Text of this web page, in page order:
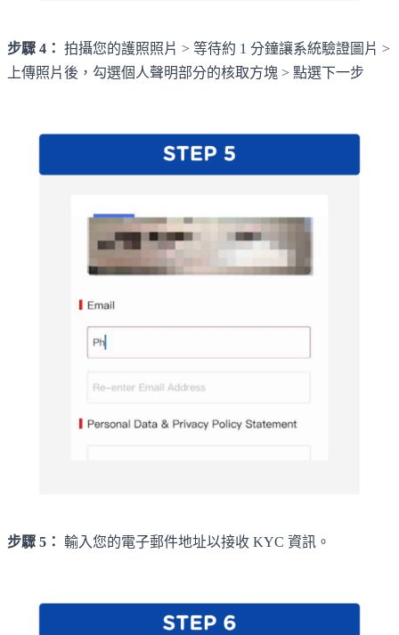
步驟 4： 拍攝您的護照照片 > 等待約 1 分鐘讓系統驗證圖片 >
上傳照片後，勾選個人聲明部分的核取方塊 > 點選下一步
步驟 5： 輸入您的電子郵件地址以接收 KYC 資訊。